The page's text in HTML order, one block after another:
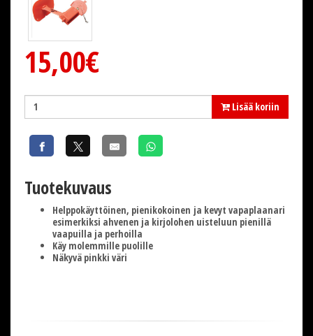
15,00€
Lisää koriin
Tuotekuvaus
Helppokäyttöinen, pienikokoinen ja kevyt vapaplaanari
esimerkiksi ahvenen ja kirjolohen uisteluun pienillä
vaapuilla ja perhoilla
Käy molemmille puolille
Näkyvä pinkki väri